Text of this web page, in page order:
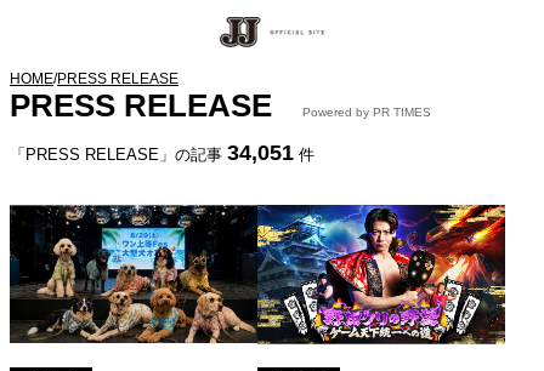
HOME/PRESS RELEASE
PRESS RELEASE Powered by PR TIMES
「PRESS RELEASE」の記事 34,051 件